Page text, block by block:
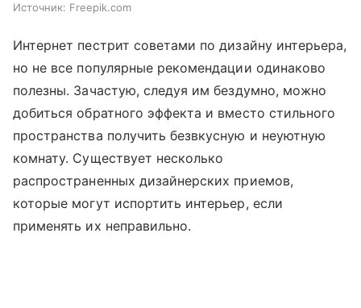
Источник: Freepik.com
Интернет пестрит советами по дизайну интерьера,
но не все популярные рекомендации одинаково
полезны. Зачастую, следуя им бездумно, можно
добиться обратного эффекта и вместо стильного
пространства получить безвкусную и неуютную
комнату. Существует несколько
распространенных дизайнерских приемов,
которые могут испортить интерьер, если
применять их неправильно.